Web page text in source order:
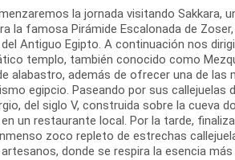
la jornada visitando Sakkara,
famosa Pirámide Escalonada de
Antiguo Egipto. A continuación nos
templo, también conocido como
además de ofrecer una de las
egipcio. Paseando por sus callejuelas
del siglo V, construida sobre la cueva
un restaurante local. Por la tarde,
zoco repleto de estrechas
donde se respira la esencia